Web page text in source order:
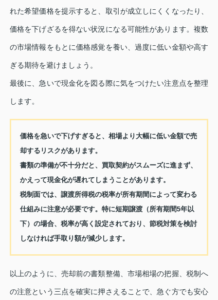
れた希望価格を提示すると、取引が成立しにくくなったり、
価格を下げざるを得ない状況になる可能性があります。複数
の市場情報をもとに価格感覚を養い、過度に低い金額や高す
ぎる期待を避けましょう。
最後に、急いで現金化を図る際に気をつけたい注意点を整理
します。
価格を急いで下げすぎると、相場より大幅に低い金額で売
却するリスクがあります。
書類の準備が不十分だと、買取契約がスムーズに進まず、
かえって現金化が遅れてしまうことがあります。
税制面では、譲渡所得税の税率が所有期間によって変わる
仕組みに注意が必要です。特に短期譲渡（所有期間5年以
下）の場合、税率が高く設定されており、節税対策を検討
しなければ手取り額が減少します。
以上のように、売却前の書類整備、市場相場の把握、税制へ
の注意という三点を確実に押さえることで、急ぐ方でも安心